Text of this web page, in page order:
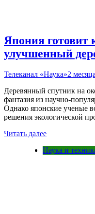
Япония готовит
улучшенный
Телеканал «Наука»2
Деревянный спутник на
фантазия из научно-
Однако японские ученые
решения экологической
Читать далее
Наука и